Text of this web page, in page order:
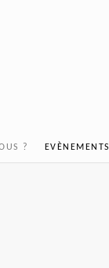
? EVÈNEMENTS